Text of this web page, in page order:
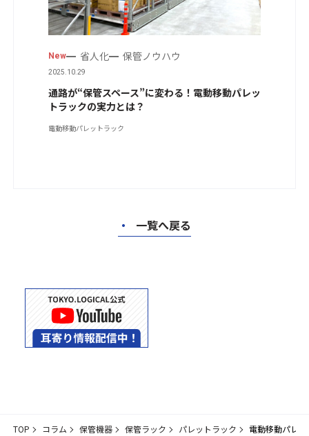
New 省人化 保管ノウハウ
2025.10.29
通路が“保管スペース”に変わる！電動移動パレッ
トラックの実力とは？
電動移動パレットラック
・ 一覧へ戻る
TOP コラム 保管機器 保管ラック パレットラック 電動移動パレ